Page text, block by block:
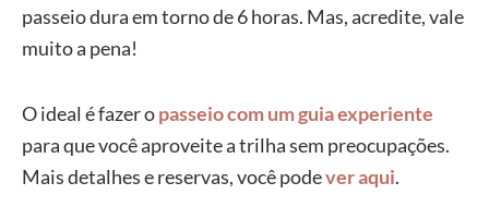
passeio dura em torno de 6 horas. Mas, acredite, vale
muito a pena!
O ideal é fazer opasseio com um guia experiente
para que você aproveite a trilha sem preocupações.
Mais detalhes e reservas, você podever aqui.